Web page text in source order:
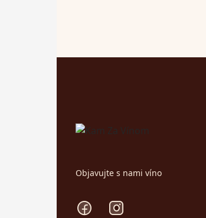
Objavujte s nami víno
FacebookInstagram